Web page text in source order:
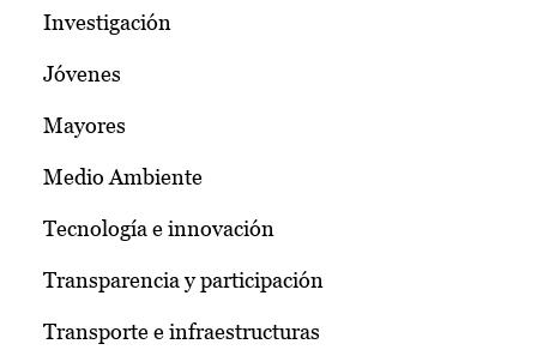
Investigación
Jóvenes
Mayores
Medio Ambiente
Tecnología e innovación
Transparencia y participación
Transporte e infraestructuras